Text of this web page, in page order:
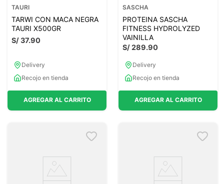
TAURI
TARWI CON MACA NEGRA
TAURI X500GR
S/37.90
Delivery
Recojo en tienda
AGREGAR AL CARRITO
SASCHA
PROTEINA SASCHA
FITNESS HYDROLYZED
VAINILLA
S/289.90
Delivery
Recojo en tienda
AGREGAR AL CARRITO